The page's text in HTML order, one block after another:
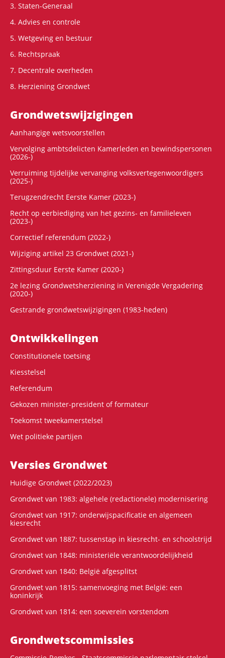
3. Staten-Generaal
4. Advies en controle
5. Wetgeving en bestuur
6. Rechtspraak
7. Decentrale overheden
8. Herziening Grondwet
Grondwets­wijzigingen
Aanhangige wetsvoorstellen
Vervolging ambtsdelicten Kamerleden en bewindspersonen
(2026-)
Verruiming tijdelijke vervanging volksvertegenwoordigers
(2025-)
Terugzendrecht Eerste Kamer (2023-)
Recht op eerbiediging van het gezins- en familieleven
(2023-)
Correctief referendum (2022-)
Wijziging artikel 23 Grondwet (2021-)
Zittingsduur Eerste Kamer (2020-)
2e lezing Grondwetsherziening in Verenigde Vergadering
(2020-)
Gestrande grondwetswijzigingen (1983-heden)
Ontwikke­lingen
Constitutionele toetsing
Kiesstelsel
Referendum
Gekozen minister-president of formateur
Toekomst tweekamerstelsel
Wet politieke partijen
Versies Grondwet
Huidige Grondwet (2022/2023)
Grondwet van 1983: algehele (redactionele) modernisering
Grondwet van 1917: onderwijspacificatie en algemeen
kiesrecht
Grondwet van 1887: tussenstap in kiesrecht- en schoolstrijd
Grondwet van 1848: ministeriële verantwoordelijkheid
Grondwet van 1840: België afgesplitst
Grondwet van 1815: samenvoeging met België: een
koninkrijk
Grondwet van 1814: een soeverein vorstendom
Grondwets­commissies